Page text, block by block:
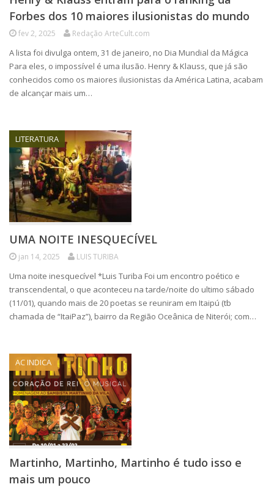
Forbes dos 10 maiores ilusionistas do mundo
fev 2, 2025 Redação ArteCult.com
A lista foi divulga ontem, 31 de janeiro, no Dia Mundial da Mágica
Para eles, o impossível é uma ilusão. Henry & Klauss, que já são
conhecidos como os maiores ilusionistas da América Latina, acabam
de alcançar mais um…
LITERATURA
UMA NOITE INESQUECÍVEL
jan 14, 2025 LUIS TURIBA
Uma noite inesquecível *Luis Turiba Foi um encontro poético e
transcendental, o que aconteceu na tarde/noite do ultimo sábado
(11/01), quando mais de 20 poetas se reuniram em Itaipú (tb
chamada de “ItaiPaz”), bairro da Região Oceânica de Niterói; com…
AC INDICA
Martinho, Martinho, Martinho é tudo isso e
mais um pouco